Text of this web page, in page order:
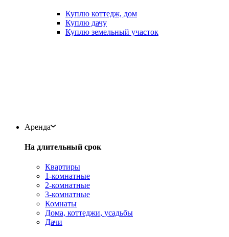
Куплю коттедж, дом
Куплю дачу
Куплю земельный участок
Аренда
На длительный срок
Квартиры
1-комнатные
2-комнатные
3-комнатные
Комнаты
Дома, коттеджи, усадьбы
Дачи